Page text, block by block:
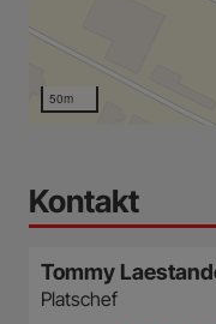
50m
Kontakt
Tommy
Platschef